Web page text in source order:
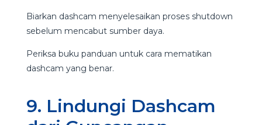
Biarkan dashcam menyelesaikan proses shutdown
sebelum mencabut sumber daya.
Periksa buku panduan untuk cara mematikan
dashcam yang benar.
9. Lindungi Dashcam